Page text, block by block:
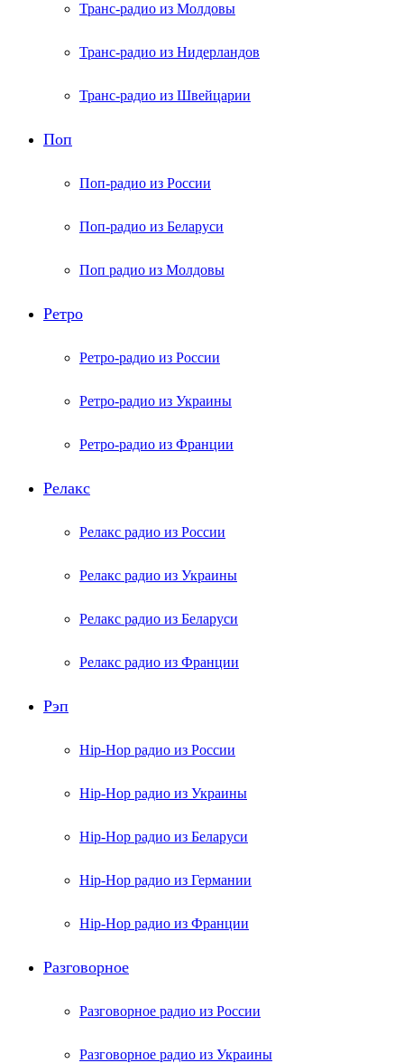
Транс-радио из Молдовы
Транс-радио из Нидерландов
Транс-радио из Швейцарии
Поп
Поп-радио из России
Поп-радио из Беларуси
Поп радио из Молдовы
Ретро
Ретро-радио из России
Ретро-радио из Украины
Ретро-радио из Франции
Релакс
Релакс радио из России
Релакс радио из Украины
Релакс радио из Беларуси
Релакс радио из Франции
Рэп
Hip-Hop радио из России
Hip-Hop радио из Украины
Hip-Hop радио из Беларуси
Hip-Hop радио из Германии
Hip-Hop радио из Франции
Разговорное
Разговорное радио из России
Разговорное радио из Украины